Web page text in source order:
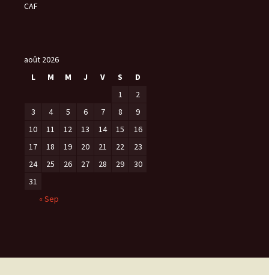
CAF
août 2026
L
M M J V S
D
1
2
3
4 5 6 7 8
9
10
11 12 13 14 15
16
17
18 19 20 21 22
23
24
25 26 27 28 29
30
31
« Sep